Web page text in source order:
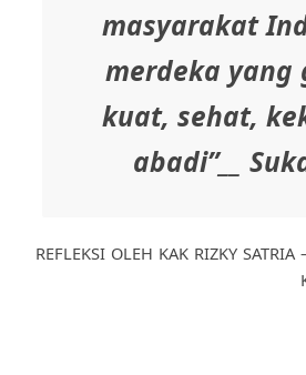
masyarakat
merdeka yang
kuat, sehat,
abadi”__
REFLEKSI OLEH KAK RIZKY